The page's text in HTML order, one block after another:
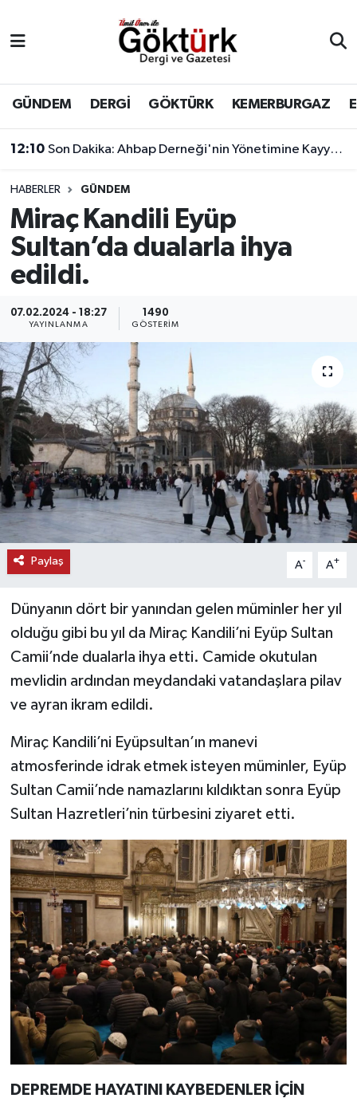
GÜNDEM DERGİ GÖKTÜRK KEMERBURGAZ
12:10 Son Dakika: Ahbap Derneği'nin Yönetimine Kayyum Atandı
HABERLER GÜNDEM
Miraç Kandili Eyüp
Sultan’da dualarla ihya
edildi.
07.02.2024 - 18:27
YAYINLANMA
1490
GÖSTERIM
Paylaş A- A+
Dünyanın dört bir yanından gelen müminler her yıl
olduğu gibi bu yıl da Miraç Kandili’ni Eyüp Sultan
Camii’nde dualarla ihya etti. Camide okutulan
mevlidin ardından meydandaki vatandaşlara pilav
ve ayran ikram edildi.
Miraç Kandili’ni Eyüpsultan’ın manevi
atmosferinde idrak etmek isteyen müminler, Eyüp
Sultan Camii’nde namazlarını kıldıktan sonra Eyüp
Sultan Hazretleri’nin türbesini ziyaret etti.
DEPREMDE HAYATINI KAYBEDENLER İÇİN
BİLİM
DERGİ
DÜNYA
EĞİTİM
EKONOMİ
GÜNDEM
KEMERBURGAZ
KÜLTÜR - SANAT
MAGAZİN
ÖZEL HABER
SAĞLIK
TEKNOLOJİ
YAŞAM
Eyüpsultan Hava Durumu
Eyüpsultan Trafik Yoğunluk Haritası
Süper Lig Puan Durumu ve Fikstür
Tüm Manşetler
Son Dakika Haberleri
Haber Arşivi